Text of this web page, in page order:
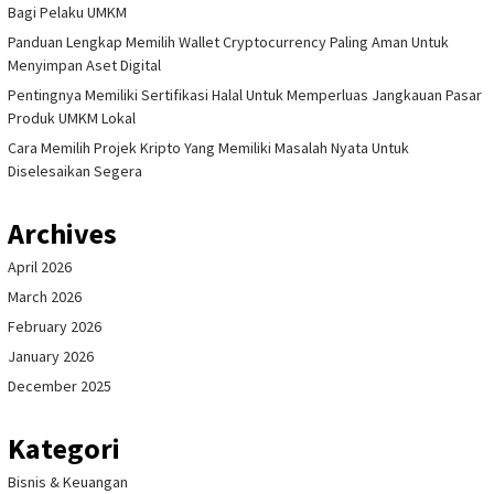
Bagi Pelaku UMKM
Panduan Lengkap Memilih Wallet Cryptocurrency Paling Aman Untuk
Menyimpan Aset Digital
Pentingnya Memiliki Sertifikasi Halal Untuk Memperluas Jangkauan Pasar
Produk UMKM Lokal
Cara Memilih Projek Kripto Yang Memiliki Masalah Nyata Untuk
Diselesaikan Segera
Archives
April 2026
March 2026
February 2026
January 2026
December 2025
Kategori
Bisnis & Keuangan